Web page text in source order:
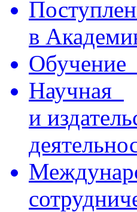
в
Обучение
Научная
и